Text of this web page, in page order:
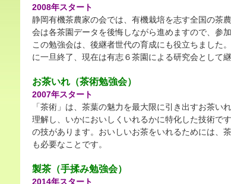
2008年スタート
静岡有機茶農家の会では、有機栽培を志す全国の茶
会は各茶園データを後悔しながら進めますので、参
この勉強会は、後継者世代の育成にも役立ちました
に一旦終了、現在は有志６茶園による研究会として継
お茶いれ（茶術勉強会）
2007年スタート
「茶術」は、茶葉の魅力を最大限に引き出すお茶
理解し、いかにおいしくいれるかに特化した技術で
の技があります。おいしいお茶をいれるためには、
も必要なことです。
製茶（手揉み勉強会）
2014年スタート